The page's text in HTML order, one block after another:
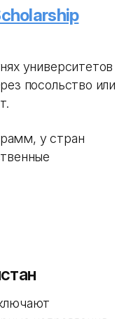
университетов
посольство или
у стран